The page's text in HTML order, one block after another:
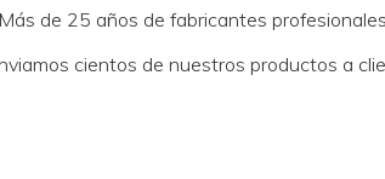
de 25 años de fabricantes
cientos de nuestros productos a